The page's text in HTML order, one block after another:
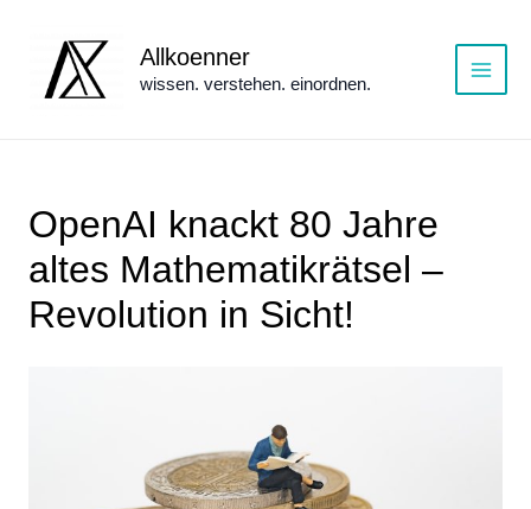
springen
Allkoenner
wissen. verstehen. einordnen.
Main
OpenAI knackt 80 Jahre
altes Mathematikrätsel –
Revolution in Sicht!